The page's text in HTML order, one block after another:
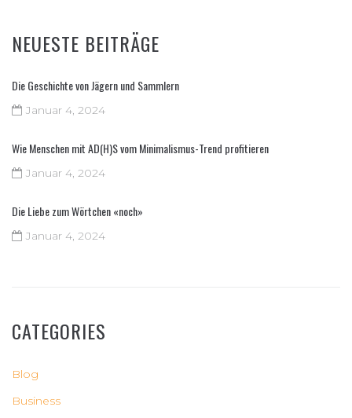
NEUESTE BEITRÄGE
Die Geschichte von Jägern und Sammlern
Januar 4, 2024
Wie Menschen mit AD(H)S vom Minimalismus-Trend profitieren
Januar 4, 2024
Die Liebe zum Wörtchen «noch»
Januar 4, 2024
CATEGORIES
Blog
Business